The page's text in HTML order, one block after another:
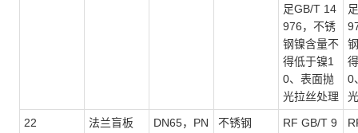
足GB/T 14
976，不锈
钢镍含量不
得低于镍1
0、表面抛
光拉丝处理
0
22 法兰盲板
DN65，PN
不锈钢
RF GB/T 9